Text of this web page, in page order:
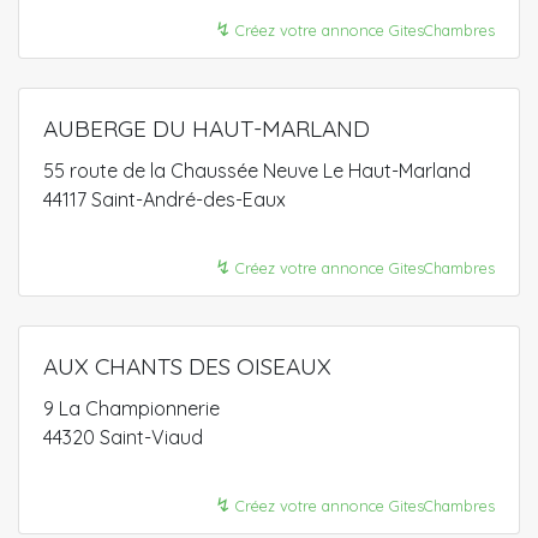
↯ Créez votre annonce GitesChambres
AUBERGE DU HAUT-MARLAND
55 route de la Chaussée Neuve Le Haut-Marland
44117 Saint-André-des-Eaux
↯ Créez votre annonce GitesChambres
AUX CHANTS DES OISEAUX
9 La Championnerie
44320 Saint-Viaud
↯ Créez votre annonce GitesChambres